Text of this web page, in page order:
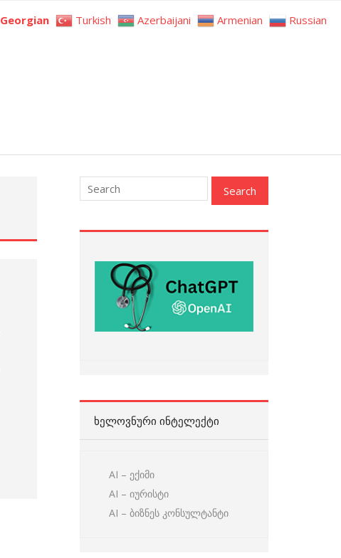
ᲮᲔᲚᲝᲕᲜᲣᲠᲘ ᲘᲜᲢᲔᲚᲔᲥᲢᲘ
AI – ექიმი
AI – იურისტი
AI – ბიზნეს კონსულტანტი
Georgian Turkish Azerbaijani Armenian Russian